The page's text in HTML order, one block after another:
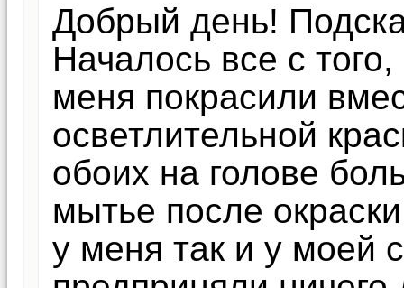
Добрый день!
Началось все с
меня покрасили
осветлительной
обоих на голове
мытье после
у меня так и у моей